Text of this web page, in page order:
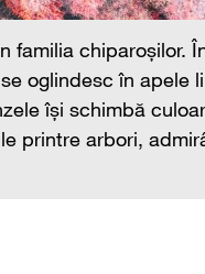
chiparoșilor.
oglindesc în apele
își schimbă
printre arbori,